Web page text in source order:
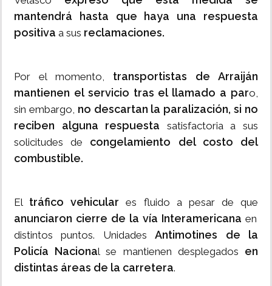
mantendrá hasta que haya una respuesta
positiva a sus reclamaciones.
Por el momento, transportistas de Arraiján
mantienen el servicio tras el llamado a paro,
sin embargo, no descartan la paralización, si no
reciben alguna respuesta satisfactoria a sus
solicitudes de congelamiento del costo del
combustible.
El tráfico vehicular es fluido a pesar de que
anunciaron cierre de la vía Interamericana en
distintos puntos. UnidadesAntimotines de la
Policía Nacional se mantienen desplegados en
distintas áreas de la carretera.